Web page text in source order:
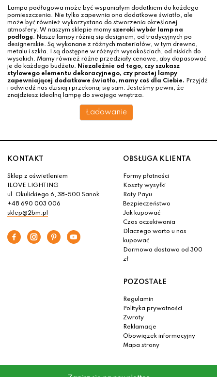
Lampa podłogowa może być wspaniałym dodatkiem do każdego
pomieszczenia. Nie tylko zapewnia ona dodatkowe światło, ale
może być również wykorzystana do stworzenia określonej
atmosfery. W naszym sklepie mamy szeroki wybór lamp na
podłogę. Nasze lampy różnią się designem, od tradycyjnych po
designerskie. Są wykonane z różnych materiałów, w tym drewna,
metalu i szkła. I są dostępne w różnych wysokościach, od niskich do
wysokich. Mamy również różne przedziały cenowe, aby dopasować
je do każdego budżetu. Niezależnie od tego, czy szukasz
stylowego elementu dekoracyjnego, czy prostej lampy
zapewniającej dodatkowe światło, mamy coś dla Ciebie. Przyjdź
i odwiedź nas dzisiaj i przekonaj się sam. Jesteśmy pewni, że
znajdziesz idealną lampę do swojego wnętrza.
Ładowanie
KONTAKT
Sklep z oświetleniem
ILOVE LIGHTING
ul. Okulickiego 6, 38-500 Sanok
+48 690 003 006
sklep@2bm.pl
OBSŁUGA KLIENTA
Formy płatności
Koszty wysyłki
Raty Payu
Bezpieczeństwo
Jak kupować
Czas oczekiwania
Dlaczego warto u nas
kupować
Darmowa dostawa od 300
zł
POZOSTAŁE
Regulamin
Polityka prywatności
Zwroty
Reklamacje
Obowiązek informacyjny
Mapa strony